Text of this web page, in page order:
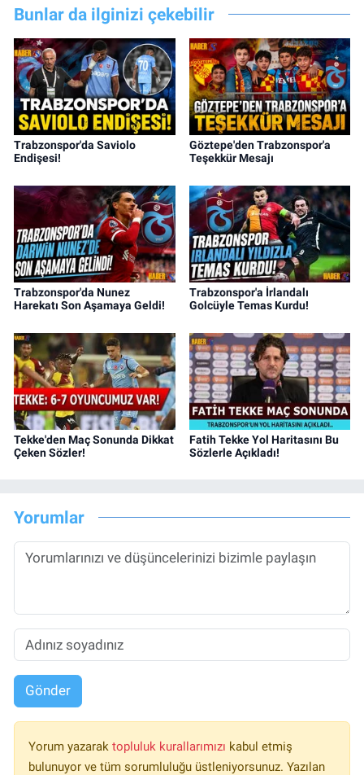
Bunlar da ilginizi çekebilir
Trabzonspor'da Saviolo
Endişesi!
Göztepe'den Trabzonspor'a
Teşekkür Mesajı
Trabzonspor'da Nunez
Harekatı Son Aşamaya Geldi!
Trabzonspor'a İrlandalı
Golcüyle Temas Kurdu!
Tekke'den Maç Sonunda Dikkat
Çeken Sözler!
Fatih Tekke Yol Haritasını Bu
Sözlerle Açıkladı!
Yorumlar
Gönder
Yorum yazarak topluluk kurallarımızı kabul etmiş
bulunuyor ve tüm sorumluluğu üstleniyorsunuz. Yazılan